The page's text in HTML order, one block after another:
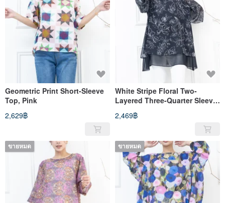
Geometric Print Short-Sleeve
Top, Pink
2,629฿
White Stripe Floral Two-
Layered Three-Quarter Sleeve
2,469฿
ขายหมด ขายหมด